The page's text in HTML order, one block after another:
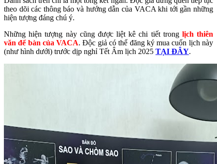
theo dõi các thông báo và hướng dẫn của VACA khi tới gần những
hiện tượng đáng chú ý.
Những hiện tượng này cũng được liệt kê chi tiết tronglịch thiên
văn để bàn của VACA. Độc giả có thể đăng ký mua cuốn lịch này
(như hình dưới) trước dịp nghỉ Tết Âm lịch 2025 TẠI ĐÂY.